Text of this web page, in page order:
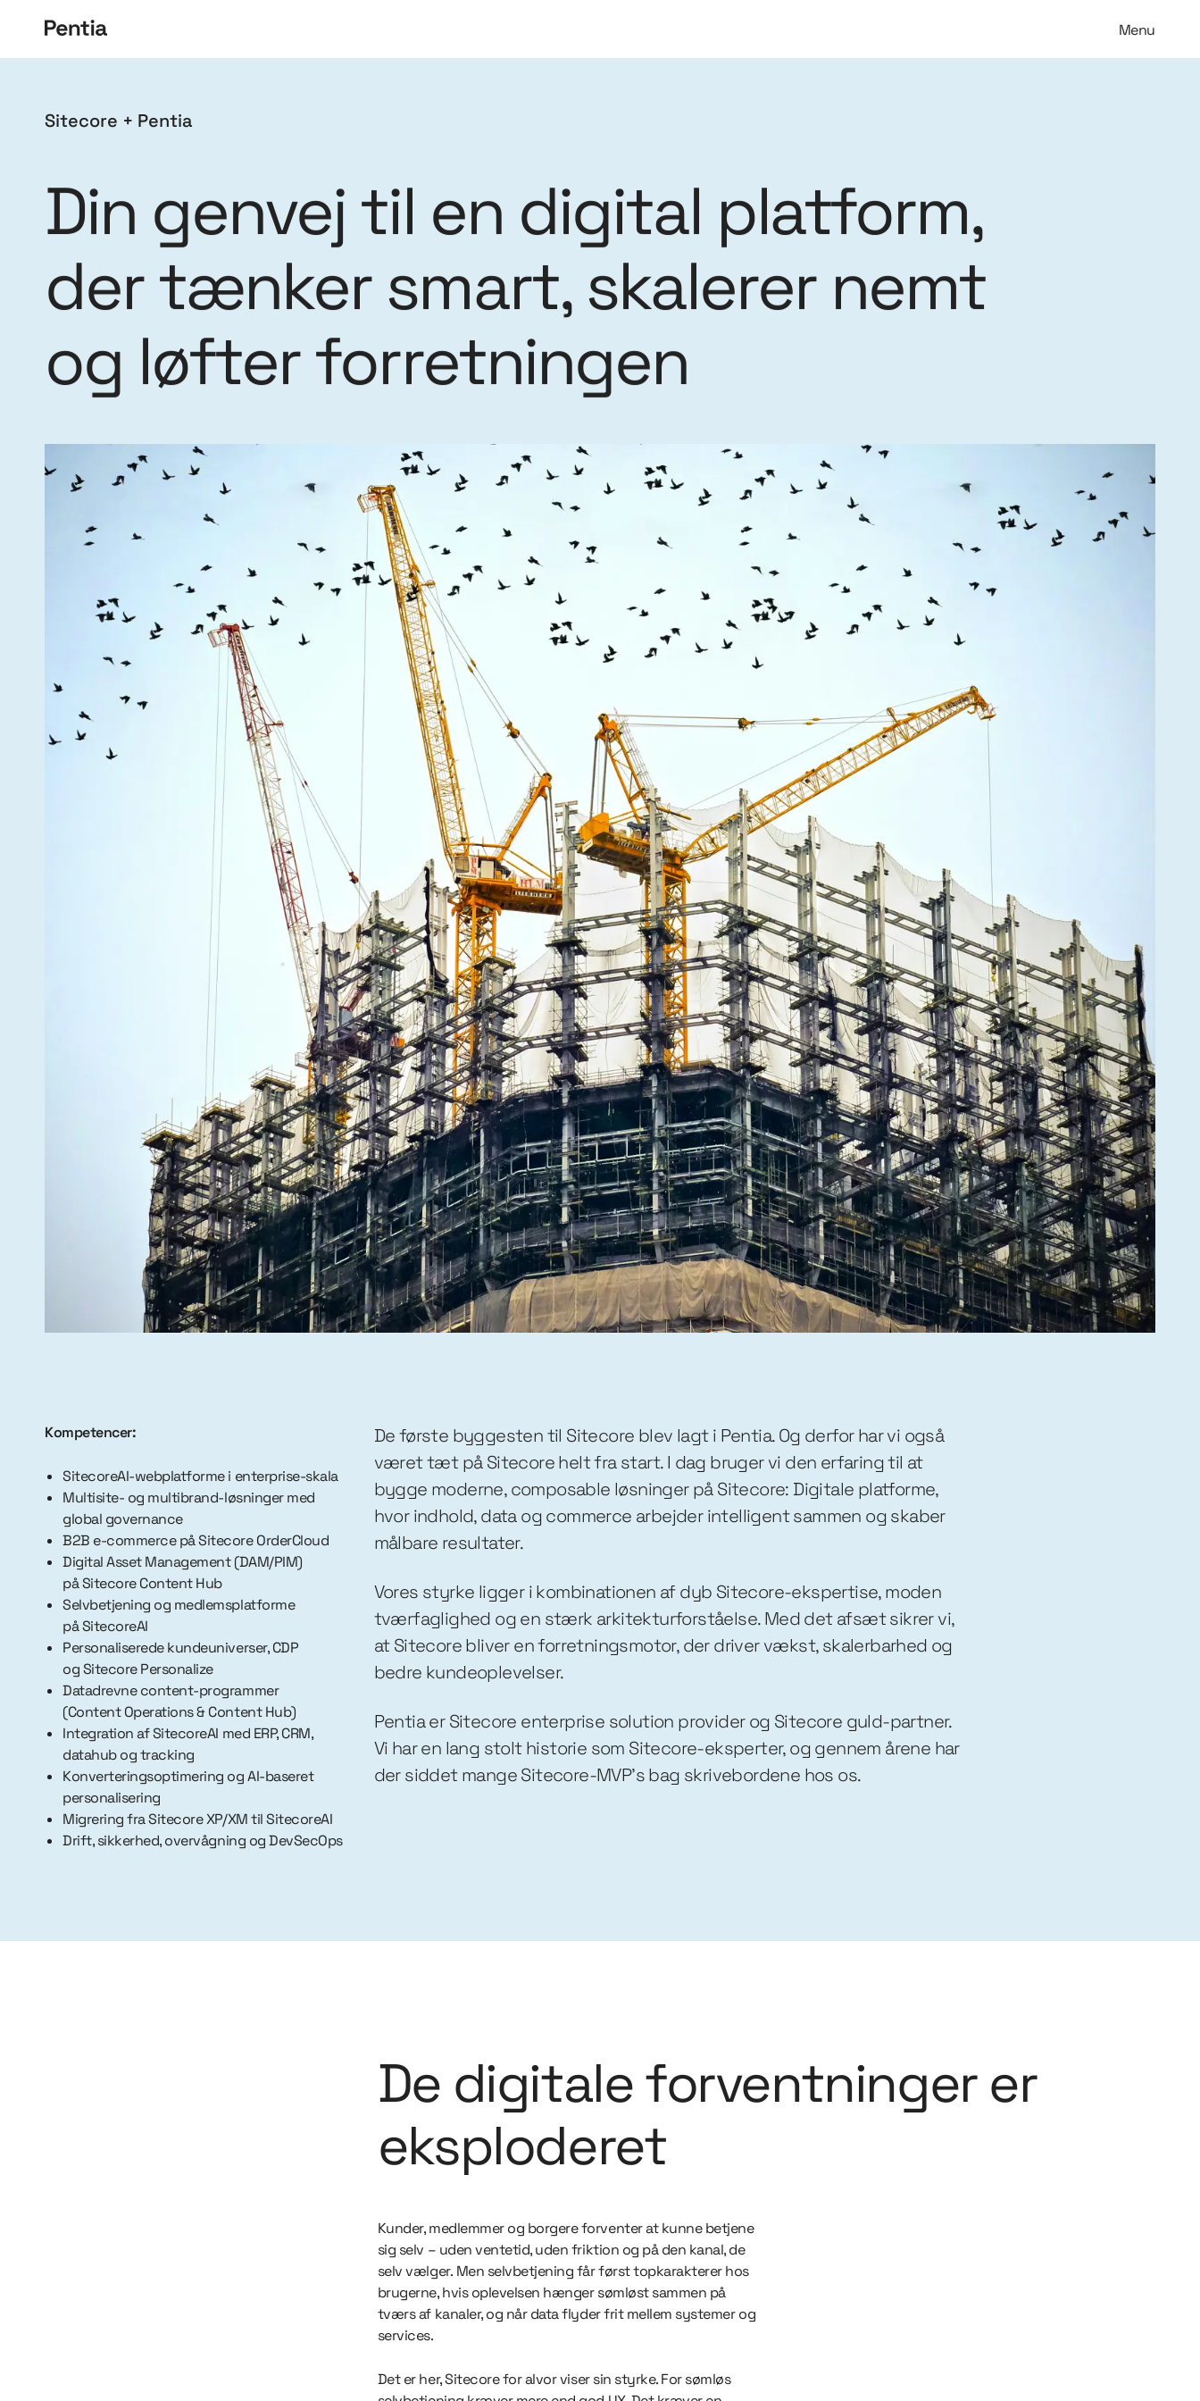
Menu
Sitecore + Pentia
Din genvej til en digital platform,
der tænker smart, skalerer nemt
og løfter forretningen
Kompetencer:
SitecoreAI-webplatforme i enterprise-skala
Multisite- og multibrand-løsninger med
global governance
B2B e-commerce på Sitecore OrderCloud
Digital Asset Management (DAM/PIM)
på Sitecore Content Hub
Selvbetjening og medlemsplatforme
på SitecoreAI
Personaliserede kundeuniverser, CDP
og Sitecore Personalize
Datadrevne content-programmer
(Content Operations & Content Hub)
Integration af SitecoreAI med ERP, CRM,
datahub og tracking
Konverteringsoptimering og AI-baseret
personalisering
Migrering fra Sitecore XP/XM til SitecoreAI
Drift, sikkerhed, overvågning og DevSecOps
De første byggesten til Sitecore blev lagt i Pentia. Og derfor har vi også
været tæt på Sitecore helt fra start. I dag bruger vi den erfaring til at
bygge moderne, composable løsninger på Sitecore: Digitale platforme,
hvor indhold, data og commerce arbejder intelligent sammen og skaber
målbare resultater.
Vores styrke ligger i kombinationen af dyb Sitecore-ekspertise, moden
tværfaglighed og en stærk arkitekturforståelse. Med det afsæt sikrer vi,
at Sitecore bliver en forretningsmotor, der driver vækst, skalerbarhed og
bedre kundeoplevelser.
Pentia er Sitecore enterprise solution provider og Sitecore guld-partner.
Vi har en lang stolt historie som Sitecore-eksperter, og gennem årene har
der siddet mange Sitecore-MVP’s bag skrivebordene hos os.
De digitale forventninger er
eksploderet
Kunder, medlemmer og borgere forventer at kunne betjene
sig selv – uden ventetid, uden friktion og på den kanal, de
selv vælger. Men selvbetjening får først topkarakterer hos
brugerne, hvis oplevelsen hænger sømløst sammen på
tværs af kanaler, og når data flyder frit mellem systemer og
services.
Det er her, Sitecore for alvor viser sin styrke. For sømløs